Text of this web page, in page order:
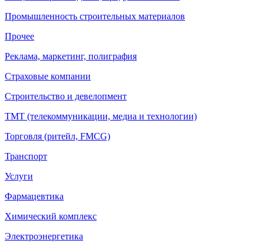
Промышленность строительных материалов
Прочее
Реклама, маркетинг, полиграфия
Страховые компании
Строительство и девелопмент
ТМТ (телекоммуникации, медиа и технологии)
Торговля (ритейл, FMCG)
Транспорт
Услуги
Фармацевтика
Химический комплекс
Электроэнергетика